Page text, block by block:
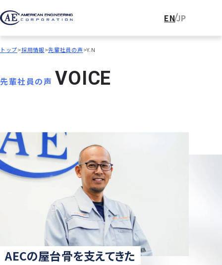
ENJP
トップ 採用情報 先輩社員の声 Y.N
先輩社員の声 VOICE
AECの屋台骨を支えてきた